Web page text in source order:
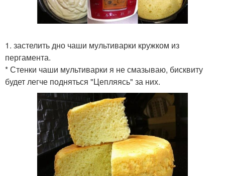
1. застелить дно чаши мультиварки кружком из
пергамента.
* Стенки чаши мультиварки я не смазываю, бисквиту
будет легче подняться "Цепляясь" за них.